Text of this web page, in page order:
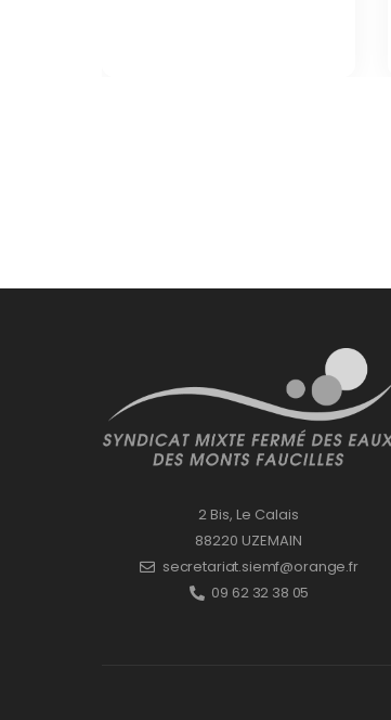
2 Bis, Le Calais
88220 UZEMAIN
secretariat.siemf@orange.fr
09 62 32 38 05